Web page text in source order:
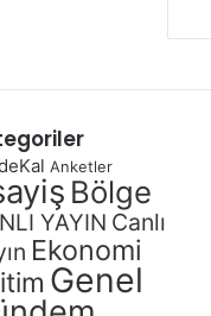
Anketler
Bölge
YAYIN Canlı
Ekonomi
Genel